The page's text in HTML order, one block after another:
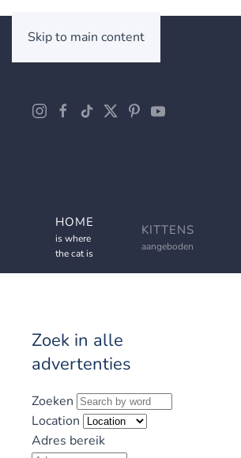
Skip to main content
HOME
is where
the cat is
KITTENS
aangeboden
Zoek in alle
advertenties
Zoeken
Location
Adres bereik